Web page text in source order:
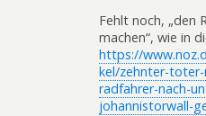
Fehlt noch, „den
machen“, wie in
https://
kel/zehnter-
radfahrer-nach-
johannistorwall-